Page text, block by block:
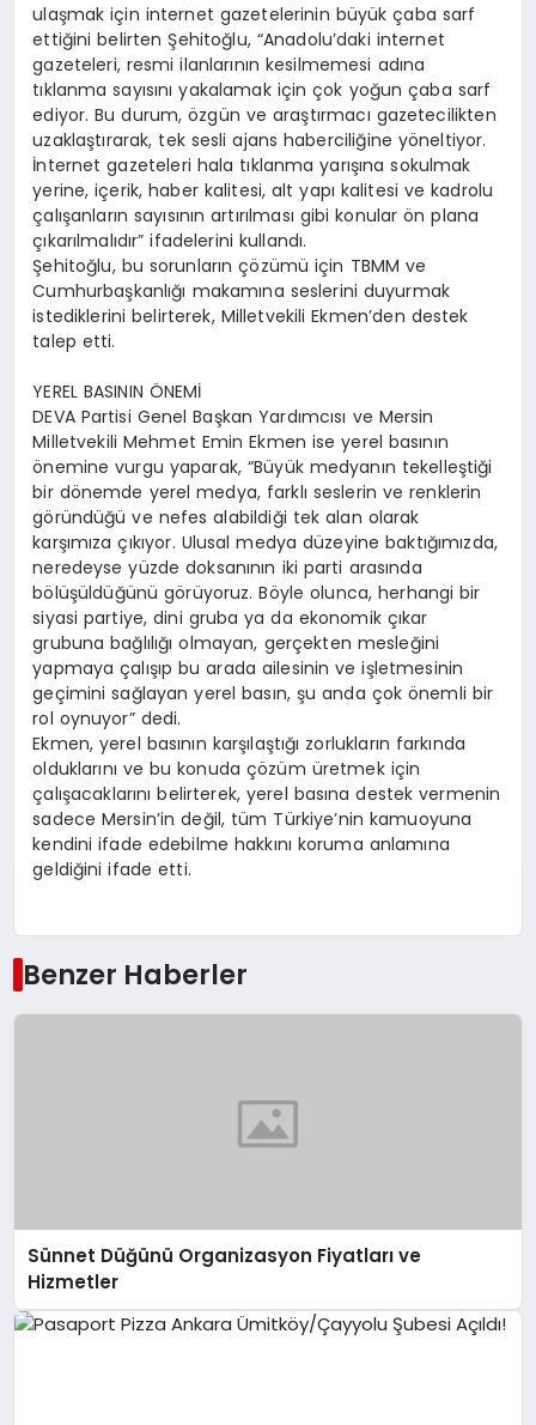
ulaşmak için internet gazetelerinin büyük çaba sarf
ettiğini belirten Şehitoğlu, “Anadolu’daki internet
gazeteleri, resmi ilanlarının kesilmemesi adına
tıklanma sayısını yakalamak için çok yoğun çaba sarf
ediyor. Bu durum, özgün ve araştırmacı gazetecilikten
uzaklaştırarak, tek sesli ajans haberciliğine yöneltiyor.
İnternet gazeteleri hala tıklanma yarışına sokulmak
yerine, içerik, haber kalitesi, alt yapı kalitesi ve kadrolu
çalışanların sayısının artırılması gibi konular ön plana
çıkarılmalıdır” ifadelerini kullandı.
Şehitoğlu, bu sorunların çözümü için TBMM ve
Cumhurbaşkanlığı makamına seslerini duyurmak
istediklerini belirterek, Milletvekili Ekmen’den destek
talep etti.
YEREL BASININ ÖNEMİ
DEVA Partisi Genel Başkan Yardımcısı ve Mersin
Milletvekili Mehmet Emin Ekmen ise yerel basının
önemine vurgu yaparak, “Büyük medyanın tekelleştiği
bir dönemde yerel medya, farklı seslerin ve renklerin
göründüğü ve nefes alabildiği tek alan olarak
karşımıza çıkıyor. Ulusal medya düzeyine baktığımızda,
neredeyse yüzde doksanının iki parti arasında
bölüşüldüğünü görüyoruz. Böyle olunca, herhangi bir
siyasi partiye, dini gruba ya da ekonomik çıkar
grubuna bağlılığı olmayan, gerçekten mesleğini
yapmaya çalışıp bu arada ailesinin ve işletmesinin
geçimini sağlayan yerel basın, şu anda çok önemli bir
rol oynuyor” dedi.
Ekmen, yerel basının karşılaştığı zorlukların farkında
olduklarını ve bu konuda çözüm üretmek için
çalışacaklarını belirterek, yerel basına destek vermenin
sadece Mersin’in değil, tüm Türkiye’nin kamuoyuna
kendini ifade edebilme hakkını koruma anlamına
geldiğini ifade etti.
Benzer Haberler
Sünnet Düğünü Organizasyon Fiyatları ve
Hizmetler